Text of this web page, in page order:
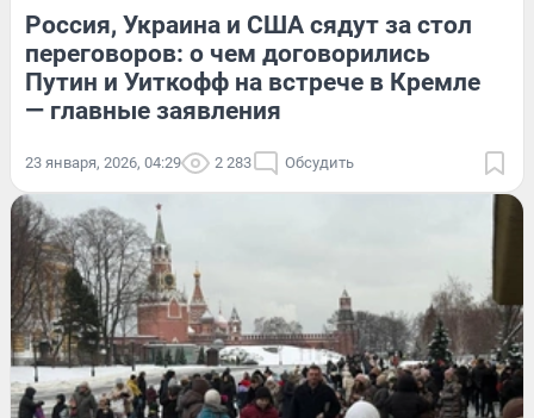
Россия, Украина и США сядут за стол
переговоров: о чем договорились
Путин и Уиткофф на встрече в Кремле
— главные заявления
23 января, 2026, 04:29 2 283 Обсудить